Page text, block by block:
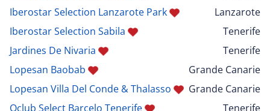
Iberostar Selection Lanzarote Park
Lanzarote
Iberostar Selection Sabila
Tenerife
Jardines De Nivaria
Tenerife
Lopesan Baobab
Grande Canarie
Lopesan Villa Del Conde & Thalasso
Grande Canarie
Oclub Select Barcelo Tenerife
Tenerife